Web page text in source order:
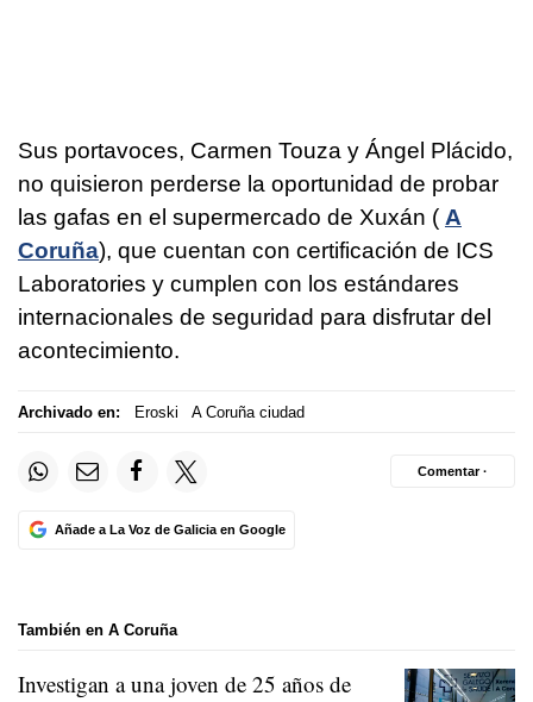
Sus portavoces, Carmen Touza y Ángel Plácido,
no quisieron perderse la oportunidad de probar
las gafas en el supermercado de Xuxán ( A
Coruña), que cuentan con certificación de ICS
Laboratories y cumplen con los estándares
internacionales de seguridad para disfrutar del
acontecimiento.
Archivado en: Eroski A Coruña ciudad
Añade a La Voz de Galicia en Google
Comentar ·
También en A Coruña
Investigan a una joven de 25 años de